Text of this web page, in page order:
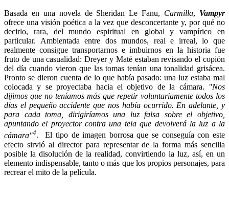
Basada en una novela de Sheridan Le Fanu, Carmilla, Vampyr
ofrece una visión poética a la vez que desconcertante y, por qué no
decirlo, rara, del mundo espiritual en global y vampírico en
particular. Ambientada entre dos mundos, real e irreal, lo que
realmente consigue transportarnos e imbuirnos en la historia fue
fruto de una casualidad: Dreyer y Maté estaban revisando el copión
del día cuando vieron que las tomas tenían una tonalidad grisácea.
Pronto se dieron cuenta de lo que había pasado: una luz estaba mal
colocada y se proyectaba hacia el objetivo de la cámara.
"Nos
dijimos que no teníamos más que repetir voluntariamente todos los
días el pequeño accidente que nos había ocurrido. En adelante, y
para cada toma, dirigiríamos una luz falsa sobre el objetivo,
apuntando el proyector contra una tela que devolverá la luz a la
cámara"4. El tipo de imagen borrosa que se conseguía con este
efecto sirvió al director para representar de la forma más sencilla
posible la disolución de la realidad, convirtiendo la luz, así, en un
elemento indispensable, tanto o más que los propios personajes, para
recrear el mito de la película.